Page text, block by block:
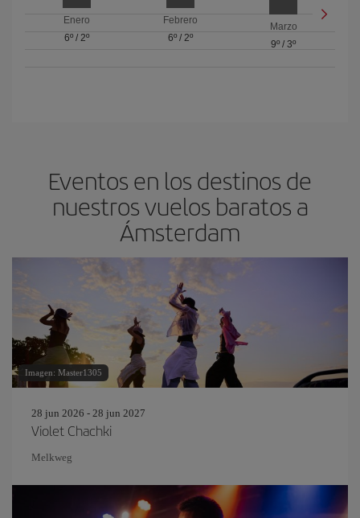
Enero
6º/ 2º
Febrero
6º/ 2º
Marzo
9º /3º
Eventos en los destinos de
nuestros vuelos baratos a
Ámsterdam
Imagen: Master1305
28 jun 2026 - 28 jun 2027
Violet Chachki
Melkweg